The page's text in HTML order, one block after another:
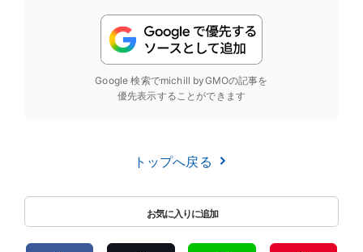
Google 検索でmichill byGMOの記事を
優先表示することができます
トップへ戻る